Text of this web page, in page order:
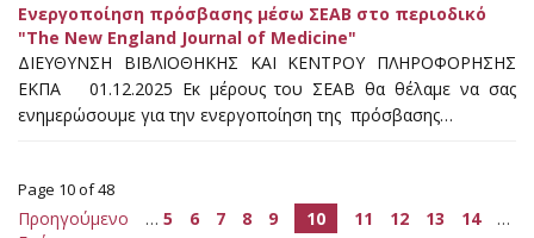
Ενεργοποίηση πρόσβασης μέσω ΣΕΑΒ στο περιοδικό
"The New England Journal of Medicine"
ΔΙΕΥΘΥΝΣΗ ΒΙΒΛΙΟΘΗΚΗΣ ΚΑΙ ΚΕΝΤΡΟΥ ΠΛΗΡΟΦΟΡΗΣΗΣ
ΕΚΠΑ 01.12.2025 Εκ μέρους του ΣΕΑΒ θα θέλαμε να σας
ενημερώσουμε για την ενεργοποίηση της πρόσβασης…
Page 10 of 48
Προηγούμενο … 5 6 7 8 9 10 11 12 13 14
…